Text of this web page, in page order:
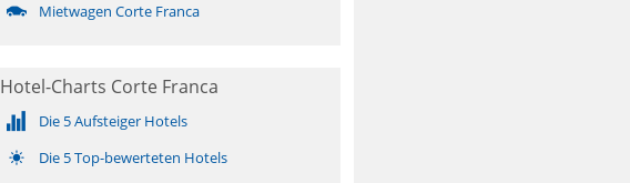
Mietwagen Corte Franca
Hotel-Charts Corte Franca
Die 5 Aufsteiger Hotels
Die 5 Top-bewerteten Hotels